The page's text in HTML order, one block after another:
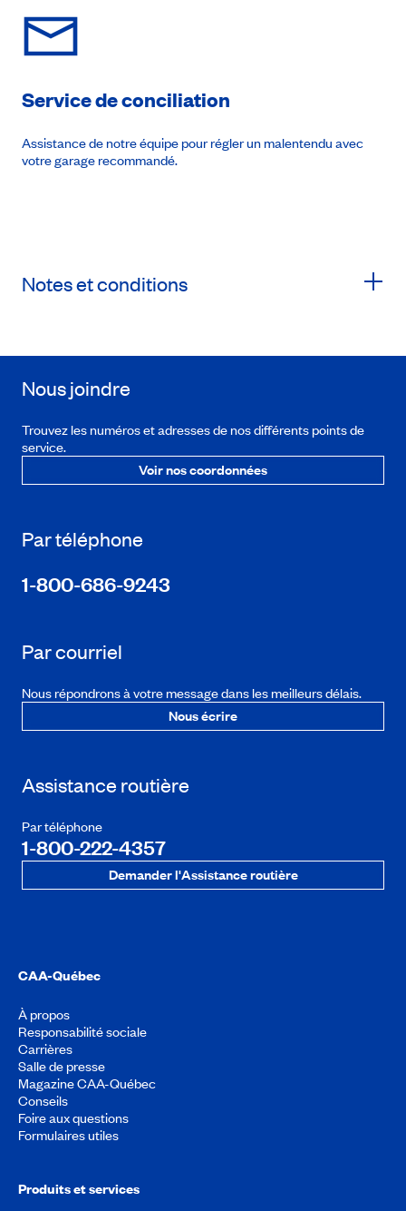
Service de conciliation
Assistance de notre équipe pour régler un malentendu avec
votre garage recommandé.
Notes et conditions
Nous joindre
Trouvez les numéros et adresses de nos différents points de
service.
Voir nos coordonnées
Par téléphone
1-800-686-9243
Par courriel
Nous répondrons à votre message dans les meilleurs délais.
Nous écrire
Assistance routière
Par téléphone
1-800-222-4357
Demander l'Assistance routière
CAA-Québec
À propos
Responsabilité sociale
Carrières
Salle de presse
Magazine CAA-Québec
Conseils
Foire aux questions
Formulaires utiles
Produits et services